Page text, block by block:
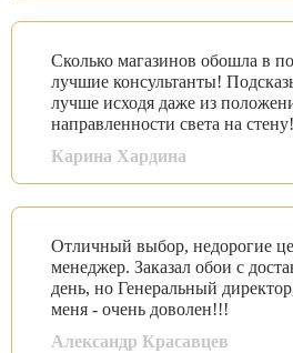
Сколько магазинов обошла в
лучшие консультанты!
лучше исходя даже из
направленности света на
Карина Хардина
Отличный выбор, недорогие
менеджер. Заказал обои с
день, но Генеральный
меня - очень доволен!!!
Александр Красавцев